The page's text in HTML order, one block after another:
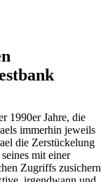
1990er Jahre, die
immerhin jeweils
die Zerstückelung
mit einer
Zugriffs zusichern